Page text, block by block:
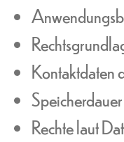
Kontaktdaten
Speicherdauer
Rechte laut